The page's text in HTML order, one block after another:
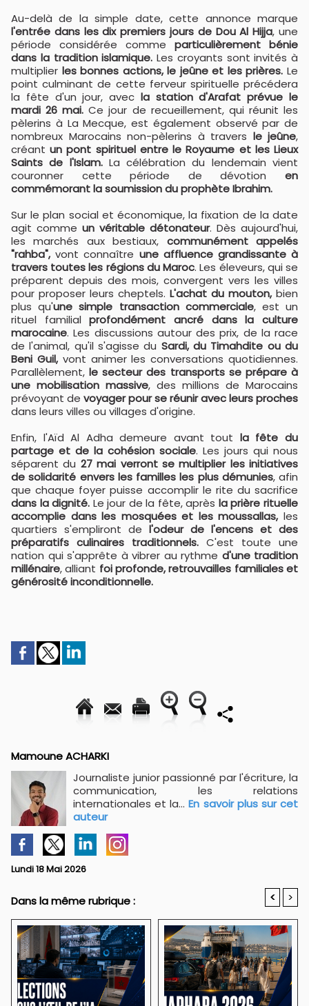
Au-delà de la simple date, cette annonce marque
l'entrée dans les dix premiers jours de Dou Al Hijja, une
période considérée comme particulièrement bénie
dans la tradition islamique. Les croyants sont invités à
multiplier les bonnes actions, le jeûne et les prières.Le
point culminant de cette ferveur spirituelle précédera
la fête d'un jour, avec la station d'Arafat prévue le
mardi 26 mai. Ce jour de recueillement, qui réunit les
pèlerins à La Mecque, est également observé par de
nombreux Marocains non-pèlerins à travers le jeûne,
créant un pont spirituel entre le Royaume et les Lieux
Saints de l'Islam.La célébration du lendemain vient
couronner cette période de dévotion en
commémorant la soumission du prophète Ibrahim.
Sur le plan social et économique, la fixation de la date
agit comme un véritable détonateur. Dès aujourd'hui,
les marchés aux bestiaux, communément appelés
"rahba",vont connaître une affluence grandissante à
travers toutes les régions du Maroc. Les éleveurs, qui se
préparent depuis des mois, convergent vers les villes
pour proposer leurs cheptels. L'achat du mouton,bien
plus qu'une simple transaction commerciale, est un
rituel familialprofondément ancré dans la culture
marocaine. Les discussions autour des prix, de la race
de l'animal, qu'il s'agisse du Sardi, du Timahdite ou du
Beni Guil,vont animer les conversations quotidiennes.
Parallèlement, le secteur des transports se prépare à
une mobilisation massive, des millions de Marocains
prévoyant de voyager pour se réunir avec leurs proches
dans leurs villes ou villages d'origine.
Enfin, l'Aïd Al Adha demeure avant tout la fête du
partage et de la cohésion sociale. Les jours qui nous
séparent du 27 mai verront se multiplier les initiatives
de solidarité envers les familles les plus démunies, afin
que chaque foyer puisse accomplir le rite du sacrifice
dans la dignité. Le jour de la fête, après la prière rituelle
accomplie dans les mosquées et les moussallas,les
quartiers s'empliront de l'odeur de l'encens et des
préparatifs culinaires traditionnels. C'est toute une
nation qui s'apprête à vibrer au rythme d'une tradition
millénaire, alliant foi profonde, retrouvailles familiales et
générosité inconditionnelle.
Mamoune ACHARKI
Journaliste junior passionné par l'écriture, la
communication, les relations
internationales et la...En savoir plus sur cet
auteur
Lundi 18 Mai 2026
Dans la même rubrique : < >